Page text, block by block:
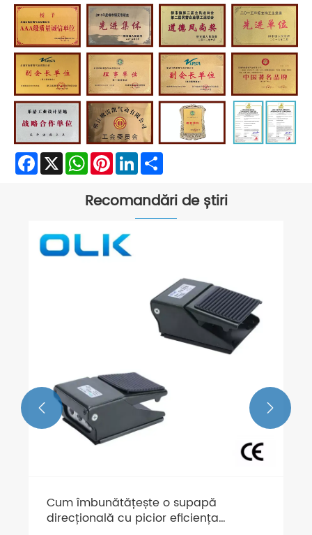
Facebook
X WhatsApp
Pinterest
LinkedIn
Recomandări de știri
Cum îmbunătățește o supapă
direcțională cu picior eficiența
 